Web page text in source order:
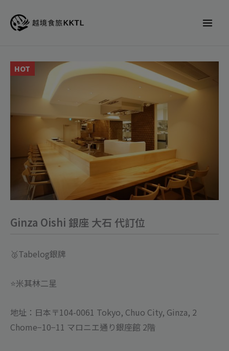
HOT
Ginza Oishi 銀座 大石 代訂位
🥈Tabelog銀牌
⭐️米其林二星
地址：日本〒104-0061 Tokyo, Chuo City, Ginza, 2
Chome−10−11 マロニエ通り銀座館 2階
Ginza
Oishi
銀
石
代
訂
位
數
量